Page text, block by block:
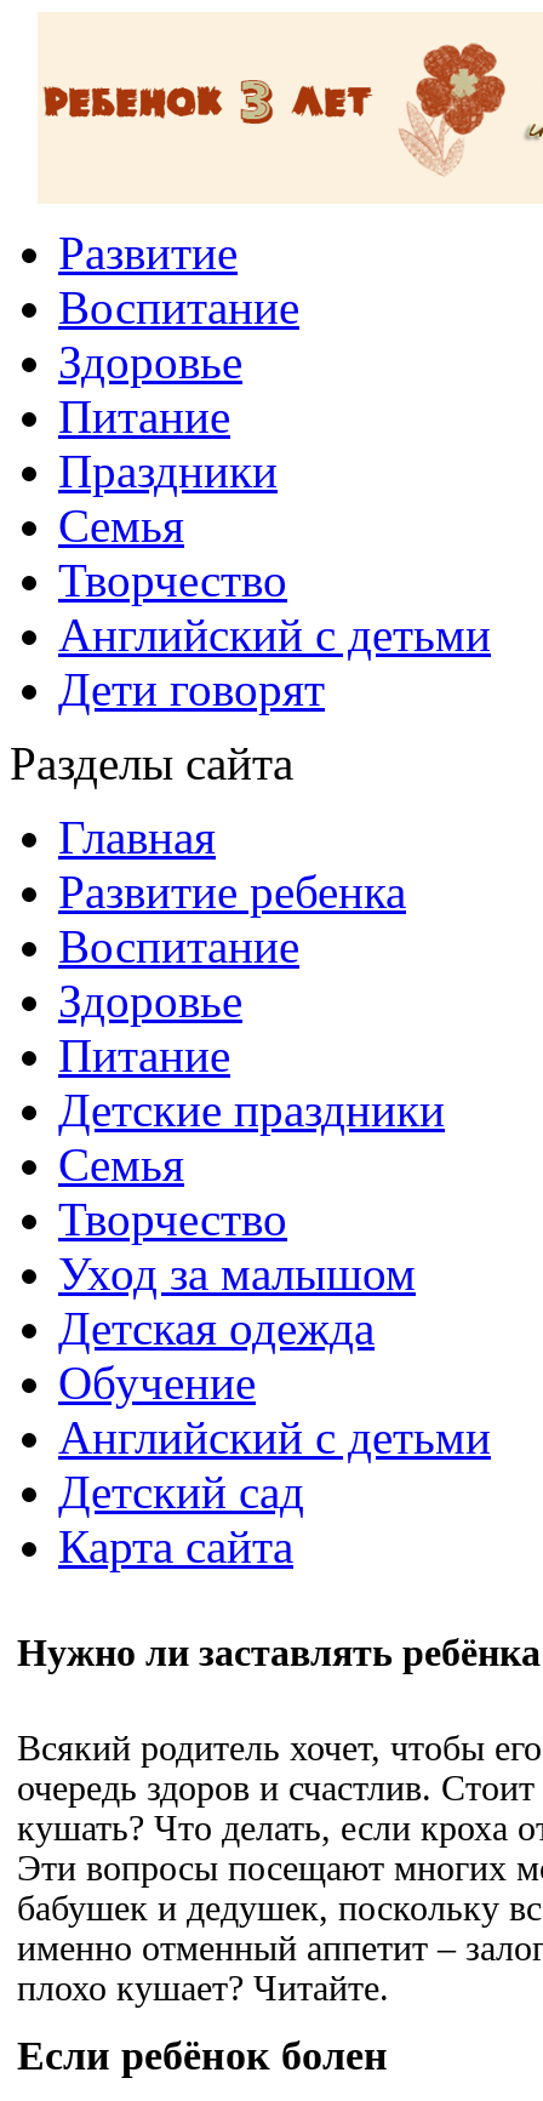
Развитие
Воспитание
Здоровье
Питание
Праздники
Семья
Творчество
Английский с детьми
Дети говорят
Разделы сайта
Главная
Развитие ребенка
Воспитание
Здоровье
Питание
Детские праздники
Семья
Творчество
Уход за малышом
Детская одежда
Обучение
Английский с детьми
Детский сад
Карта сайта
Нужно ли заставлять ребёнка
Всякий родитель хочет, чтобы
очередь здоров и счастлив.
кушать? Что делать, если кроха
Эти вопросы посещают многих
бабушек и дедушек, поскольку
именно отменный аппетит –
плохо кушает? Читайте.
Если ребёнок болен